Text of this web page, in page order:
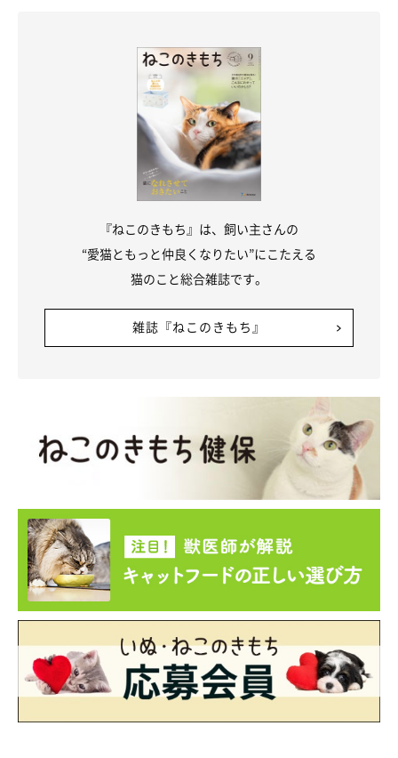
『ねこのきもち』は、飼い主さんの
“愛猫ともっと仲良くなりたい”にこたえる
猫のこと総合雑誌です。
雑誌『ねこのきもち』